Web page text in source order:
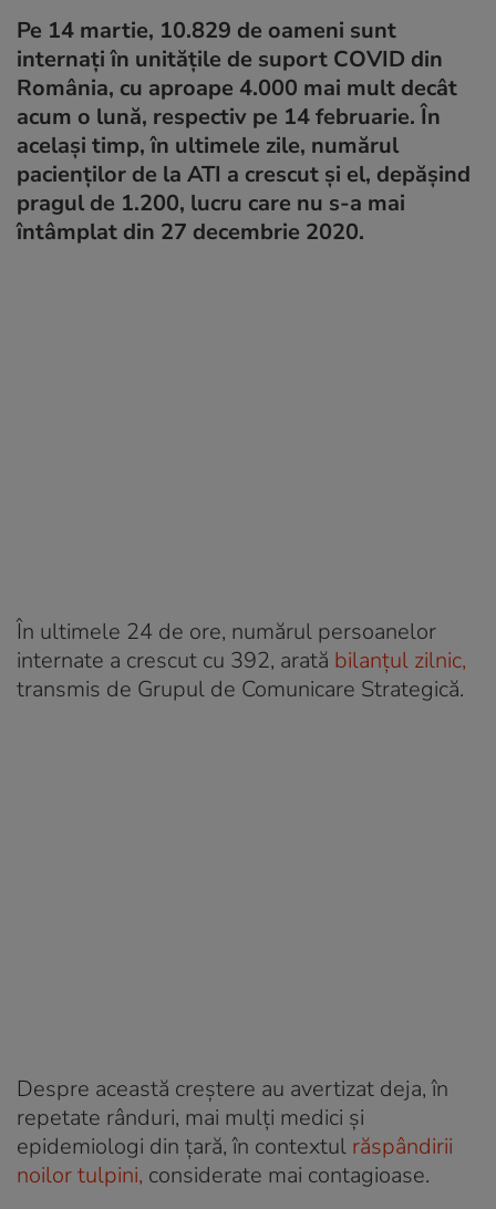
Pe 14 martie, 10.829 de oameni sunt
internați în unitățile de suport COVID din
România, cu aproape 4.000 mai mult decât
acum o lună, respectiv pe 14 februarie. În
același timp, în ultimele zile, numărul
pacienților de la ATI a crescut și el, depășind
pragul de 1.200, lucru care nu s-a mai
întâmplat din 27 decembrie 2020.
În ultimele 24 de ore, numărul persoanelor
internate a crescut cu 392, arată bilanțul zilnic,
transmis de Grupul de Comunicare Strategică.
Despre această creștere au avertizat deja, în
repetate rânduri, mai mulți medici și
epidemiologi din țară, în contextul răspândirii
noilor tulpini, considerate mai contagioase.